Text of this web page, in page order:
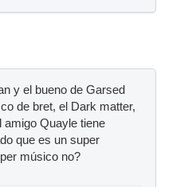
y el bueno de Garsed
de bret, el Dark matter,
amigo Quayle tiene
que es un super
músico no?